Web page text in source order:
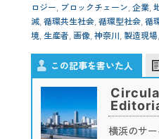
ロジー, ブロックチェーン, 企業,
減, 循環共生社会, 循環型社会, 循
境, 生産者, 画像, 神奈川, 製造現場,
この記事を書いた人
横浜のサ